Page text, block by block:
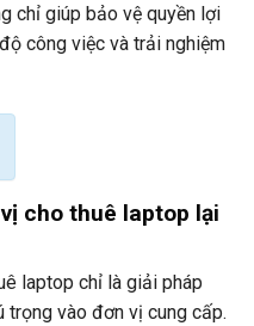
chỉ giúp bảo vệ quyền lợi
công việc và trải nghiệm
cho thuê laptop lại
laptop chỉ là giải pháp
trọng vào đơn vị cung cấp.